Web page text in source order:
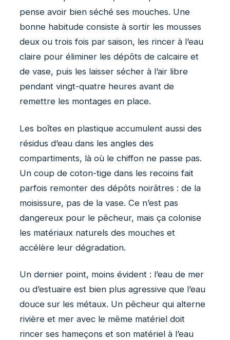
pense avoir bien séché ses mouches. Une
bonne habitude consiste à sortir les mousses
deux ou trois fois par saison, les rincer à l’eau
claire pour éliminer les dépôts de calcaire et
de vase, puis les laisser sécher à l’air libre
pendant vingt-quatre heures avant de
remettre les montages en place.
Les boîtes en plastique accumulent aussi des
résidus d’eau dans les angles des
compartiments, là où le chiffon ne passe pas.
Un coup de coton-tige dans les recoins fait
parfois remonter des dépôts noirâtres : de la
moisissure, pas de la vase. Ce n’est pas
dangereux pour le pêcheur, mais ça colonise
les matériaux naturels des mouches et
accélère leur dégradation.
Un dernier point, moins évident : l’eau de mer
ou d’estuaire est bien plus agressive que l’eau
douce sur les métaux. Un pêcheur qui alterne
rivière et mer avec le même matériel doit
rincer ses hameçons et son matériel à l’eau